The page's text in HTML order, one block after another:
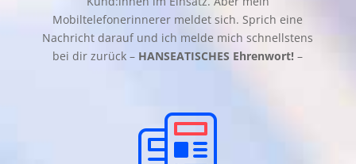
Mobiltelefonerinnerer meldet sich. Sprich eine
Nachricht darauf und ich melde mich schnellstens
bei dir zurück – HANSEATISCHES Ehrenwort! –